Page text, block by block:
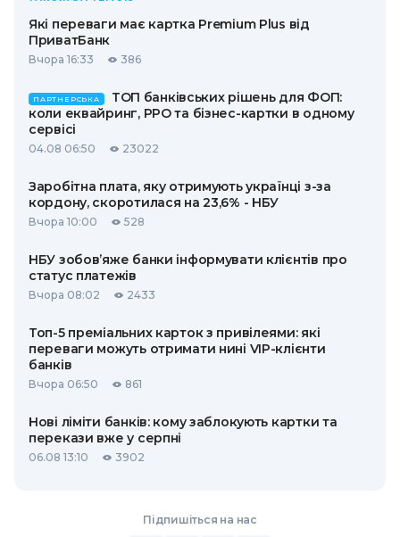
Які переваги має картка Premium Plus від
ПриватБанк
Вчора 16:33 386
ПАРТНЕРСЬКА
ТОП банківських рішень для ФОП:
коли еквайринг, РРО та бізнес-картки в одному
сервісі
04.08 06:50 23022
Заробітна плата, яку отримують українці з-за
кордону, скоротилася на 23,6% - НБУ
Вчора 10:00 528
НБУ зобов’яже банки інформувати клієнтів про
статус платежів
Вчора 08:02 2433
Топ-5 преміальних карток з привілеями: які
переваги можуть отримати нині VIP-клієнти
банків
Вчора 06:50 861
Нові ліміти банків: кому заблокують картки та
перекази вже у серпні
06.08 13:10 3902
Підпишіться на нас